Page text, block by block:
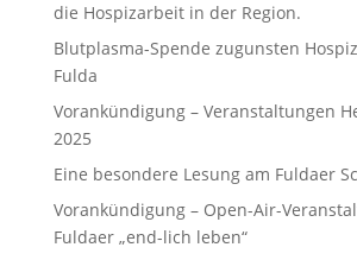
die Hospizarbeit in der Region.
Blutplasma-Spende zugunsten
Fulda
Vorankündigung – Veranstaltungen
2025
Eine besondere Lesung am Fuldaer
Vorankündigung – Open-Air-
Fuldaer „end-lich leben“